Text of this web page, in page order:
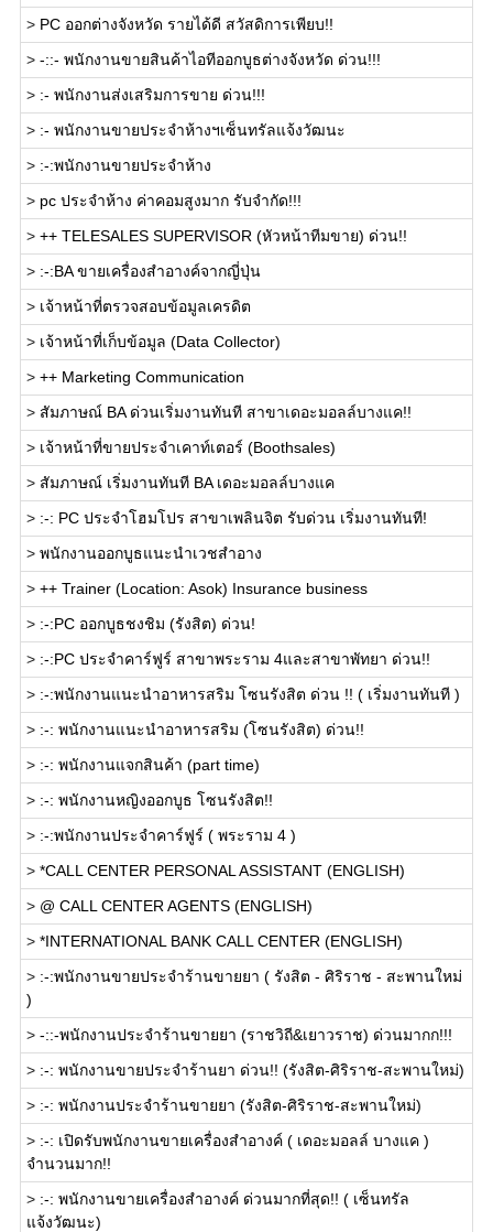
> PC ออกต่างจังหวัด รายได้ดี สวัสดิการเพียบ!!
> -::- พนักงานขายสินค้าไอทีออกบูธต่างจังหวัด ด่วน!!!
> :- พนักงานส่งเสริมการขาย ด่วน!!!
> :- พนักงานขายประจำห้างฯเซ็นทรัลแจ้งวัฒนะ
> :-:พนักงานขายประจำห้าง
> pc ประจำห้าง ค่าคอมสูงมาก รับจำกัด!!!
> ++ TELESALES SUPERVISOR (หัวหน้าทีมขาย) ด่วน!!
> :-:BA ขายเครื่องสำอางค์จากญี่ปุ่น
> เจ้าหน้าที่ตรวจสอบข้อมูลเครดิต
> เจ้าหน้าที่เก็บข้อมูล (Data Collector)
> ++ Marketing Communication
> สัมภาษณ์ BA ด่วนเริ่มงานทันที สาขาเดอะมอลล์บางแค!!
> เจ้าหน้าที่ขายประจำเคาท์เตอร์ (Boothsales)
> สัมภาษณ์ เริ่มงานทันที BA เดอะมอลล์บางแค
> :-: PC ประจำโฮมโปร สาขาเพลินจิต รับด่วน เริ่มงานทันที!
> พนักงานออกบูธแนะนำเวชสำอาง
> ++ Trainer (Location: Asok) Insurance business
> :-:PC ออกบูธชงชิม (รังสิต) ด่วน!
> :-:PC ประจำคาร์ฟูร์ สาขาพระราม 4และสาขาพัทยา ด่วน!!
> :-:พนักงานแนะนำอาหารสริม โซนรังสิต ด่วน !! ( เริ่มงานทันที )
> :-: พนักงานแนะนำอาหารสริม (โซนรังสิต) ด่วน!!
> :-: พนักงานแจกสินค้า (part time)
> :-: พนักงานหญิงออกบูธ โซนรังสิต!!
> :-:พนักงานประจำคาร์ฟูร์ ( พระราม 4 )
> *CALL CENTER PERSONAL ASSISTANT (ENGLISH)
> @ CALL CENTER AGENTS (ENGLISH)
> *INTERNATIONAL BANK CALL CENTER (ENGLISH)
> :-:พนักงานขายประจำร้านขายยา ( รังสิต - ศิริราช - สะพานใหม่
)
> -::-พนักงานประจำร้านขายยา (ราชวิถี&เยาวราช) ด่วนมากก!!!
> :-: พนักงานขายประจำร้านยา ด่วน!! (รังสิต-ศิริราช-สะพานใหม่)
> :-: พนักงานประจำร้านขายยา (รังสิต-ศิริราช-สะพานใหม่)
> :-: เปิดรับพนักงานขายเครื่องสำอางค์ ( เดอะมอลล์ บางแค )
จำนวนมาก!!
> :-: พนักงานขายเครื่องสำอางค์ ด่วนมากที่สุด!! ( เซ็นทรัล
แจ้งวัฒนะ)